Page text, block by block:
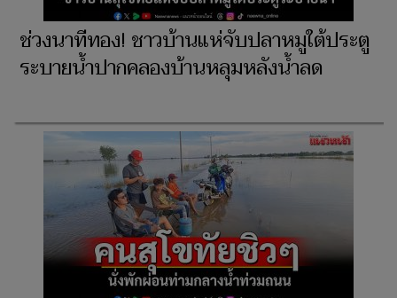
ช่วงนาทีทอง! ชาวบ้านแห่จับปลาหมูใต้ประตู
ระบายน้ำปากคลองบ้านหลุมหลังน้ำลด